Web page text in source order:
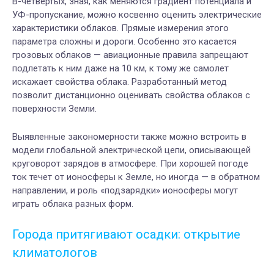
УФ-пропускание, можно косвенно оценить электрические
характеристики облаков. Прямые измерения этого
параметра сложны и дороги. Особенно это касается
грозовых облаков — авиационные правила запрещают
подлетать к ним даже на 10 км, к тому же самолет
искажает свойства облака. Разработанный метод
позволит дистанционно оценивать свойства облаков с
поверхности Земли.
Выявленные закономерности также можно встроить в
модели глобальной электрической цепи, описывающей
круговорот зарядов в атмосфере. При хорошей погоде
ток течет от ионосферы к Земле, но иногда — в обратном
направлении, и роль «подзарядки» ионосферы могут
играть облака разных форм.
Города притягивают осадки: открытие
климатологов